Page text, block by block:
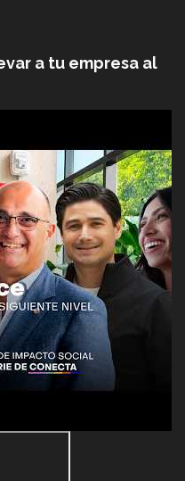
a tu empresa al